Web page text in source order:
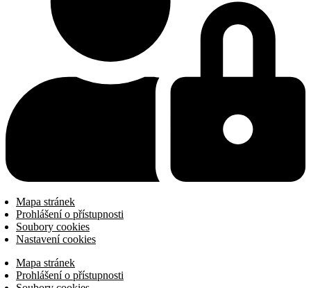
Mapa stránek
Prohlášení o přístupnosti
Soubory cookies
Nastavení cookies
Mapa stránek
Prohlášení o přístupnosti